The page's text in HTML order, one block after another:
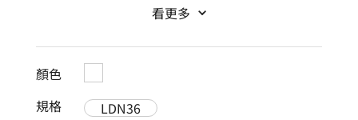
看更多
顏色
規格
LDN36